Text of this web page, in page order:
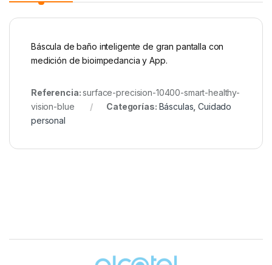
Báscula de baño inteligente de gran pantalla con
medición de bioimpedancia y App.
Referencia:surface-precision-10400-smart-healthy-
vision-blue
Categorías: Básculas ,Cuidado
personal